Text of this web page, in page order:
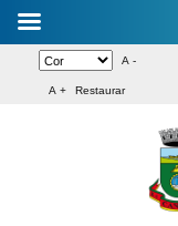
A -
A + Restaurar